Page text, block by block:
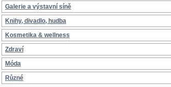
Galerie a výstavní síně
Knihy, divadlo, hudba
Kosmetika & wellness
Zdraví
Móda
Různé